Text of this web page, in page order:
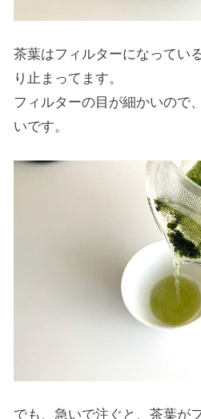
茶葉はフィルターになってい
り止まってます。
フィルターの目が細かいので
いです。
でも、急いで注ぐと、茶葉が